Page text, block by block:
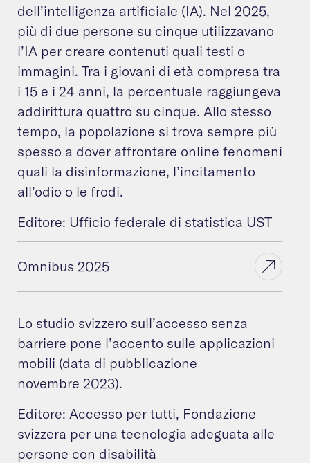
dell’intelligenza artificiale (IA). Nel 2025,
più di due persone su cinque utilizzavano
l’IA per creare contenuti quali testi o
immagini. Tra i giovani di età compresa tra
i 15 e i 24 anni, la percentuale raggiungeva
addirittura quattro su cinque. Allo stesso
tempo, la popolazione si trova sempre più
spesso a dover affrontare online fenomeni
quali la disinformazione, l’incitamento
all’odio o le frodi.
Editore: Ufficio federale di statistica UST
Omnibus 2025
Lo studio svizzero sull’accesso senza
barriere pone l’accento sulle applicazioni
mobili (data di pubblicazione
novembre 2023).
Editore: Accesso per tutti, Fondazione
svizzera per una tecnologia adeguata alle
persone con disabilità